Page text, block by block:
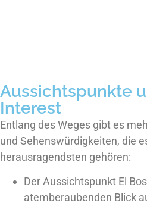
Aussichtspunkte
Interest
Entlang des Weges gibt es
und Sehenswürdigkeiten, die
herausragendsten gehören:
Der Aussichtspunkt El
atemberaubenden Blick